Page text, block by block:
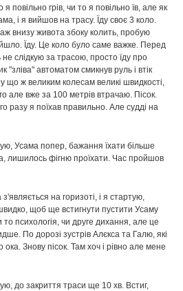
я повільно грів, чи то я повільно їв, але як
і я вийшов на трасу. Їду своє 3 коло.
аж внизу живота збоку колить, пробую
Їду. Це коло було саме важке. Перед
не слідкую за трасою, просто їду про
"зліва" автоматом смикнув руль і втік
що ж великим колесам великі швидкості,
але вже за 100 метрів втрачаю. Пісок.
разу я поїхав правильно. Але судді на
Усама попер, бажання їхати більше
лишилось фігню проїхати. Час пройшов
на горизоті, і я стартую,
щоб ще встигнути пустити Усаму
то психологія, чи друге дихання, але це
По дорозі зустрів Алєкса та Галю, які
ока. Знову пісок. Там хоч і рівно але мене
до закриття траси ще 10 хв. Встиг,